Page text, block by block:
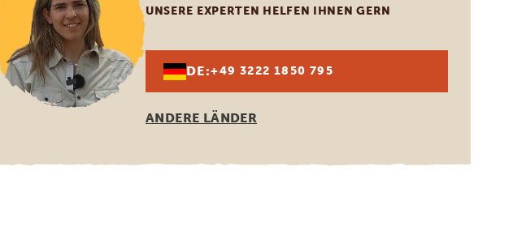
UNSERE EXPERTEN HELFEN IHNEN GERN
DE:+49 3222 1850 795
ANDERE LÄNDER